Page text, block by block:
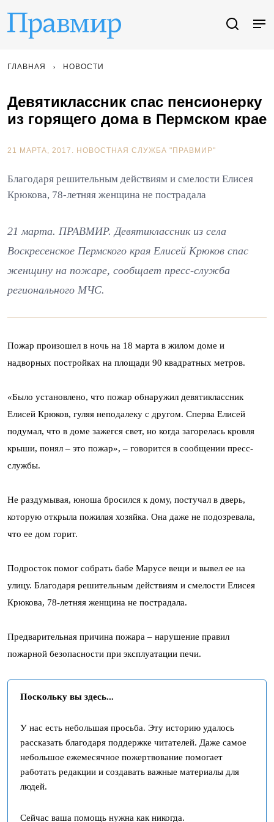
ГЛАВНАЯ НОВОСТИ
Девятиклассник спас пенсионерку
из горящего дома в Пермском крае
21 МАРТА, 2017. НОВОСТНАЯ СЛУЖБА "ПРАВМИР"
Благодаря решительным действиям и смелости Елисея
Крюкова, 78-летняя женщина не пострадала
21 марта. ПРАВМИР. Девятиклассник из села
Воскресенское Пермского края Елисей Крюков спас
женщину на пожаре, сообщает пресс-служба
регионального МЧС.
Пожар произошел в ночь на 18 марта в жилом доме и
надворных постройках на площади 90 квадратных метров.
«Было установлено, что пожар обнаружил девятиклассник
Елисей Крюков, гуляя неподалеку с другом. Сперва Елисей
подумал, что в доме зажегся свет, но когда загорелась кровля
крыши, понял – это пожар», – говорится в сообщении пресс-
службы.
Не раздумывая, юноша бросился к дому, постучал в дверь,
которую открыла пожилая хозяйка. Она даже не подозревала,
что ее дом горит.
Подросток помог собрать бабе Марусе вещи и вывел ее на
улицу. Благодаря решительным действиям и смелости Елисея
Крюкова, 78-летняя женщина не пострадала.
Предварительная причина пожара – нарушение правил
пожарной безопасности при эксплуатации печи.
Поскольку вы здесь...
У нас есть небольшая просьба. Эту историю удалось
рассказать благодаря поддержке читателей. Даже самое
небольшое ежемесячное пожертвование помогает
работать редакции и создавать важные материалы для
людей.
Сейчас ваша помощь нужна как никогда.